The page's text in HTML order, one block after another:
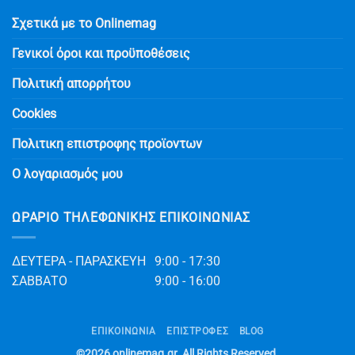
Σχετικά με το Onlinemag
Γενικοί όροι και προϋποθέσεις
Πολιτική απορρήτου
Cookies
Πολιτικη επιστροφης προϊοντων
Ο λογαριασμός μου
ΩΡΆΡΙΟ ΤΗΛΕΦΩΝΙΚΉΣ ΕΠΙΚΟΙΝΩΝΊΑΣ
ΔΕΥΤΕΡΑ - ΠΑΡΑΣΚΕΥΗ
9:00 - 17:30
ΣΑΒΒΑΤΟ
9:00 - 16:00
ΕΠΙΚΟΙΝΩΝΊΑ ΕΠΙΣΤΡΟΦΕΣ BLOG